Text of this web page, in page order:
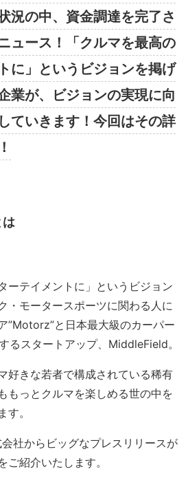
況の中、資金調達を完了さ
ュース！「クルマを最高の
に」というビジョンを掲げ
業が、ビジョンの実現に向
ていきます！今回はその詳
ーテイメントに」というビジョン
・モータースポーツに関わる人に
”Motorz”と日本最大級のカーパー
るスタートアップ、MiddleField。
好きな若者で構成されている稀有
もっとクルマを楽しめる世の中を
。
社からビッグなプレスリリースが
ご紹介いたします。